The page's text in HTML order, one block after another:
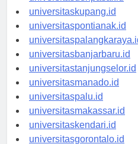
universitasdenpasar.id
universitaskupang.id
universitaspontianak.id
universitaspalangkaraya.id
universitasbanjarbaru.id
universitastanjungselor.id
universitasmanado.id
universitaspalu.id
universitasmakassar.id
universitaskendari.id